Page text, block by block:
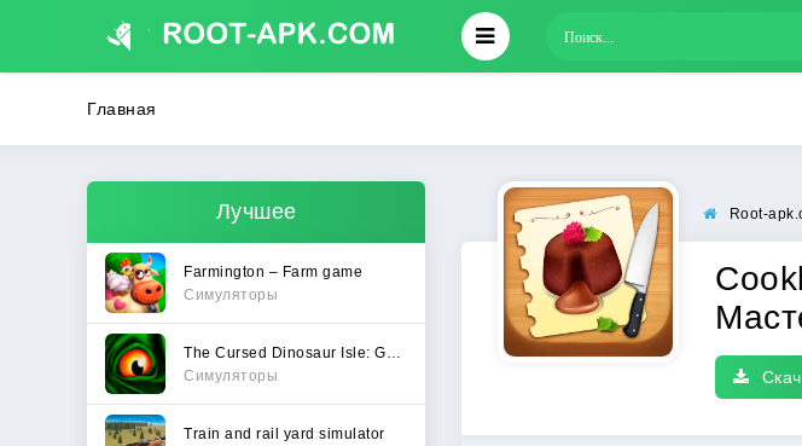
Главная
Лучшее
Farmington – Farm game
Симуляторы
Симуляторы
Train and rail yard simulator
Root-